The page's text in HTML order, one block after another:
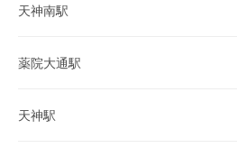
天神南駅
薬院大通駅
天神駅